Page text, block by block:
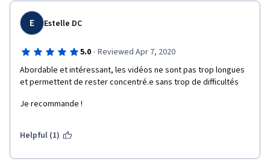
E Estelle DC
5.0 · Reviewed Apr 7, 2020
Abordable et intéressant, les vidéos ne sont pas trop longues
et permettent de rester concentré.e sans trop de difficultés
Je recommande !
Helpful (1)